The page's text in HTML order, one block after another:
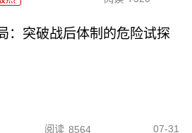
：突破战后体制的危险试探
阅读 8564 07-31